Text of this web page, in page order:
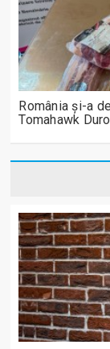
România și-a
Tomahawk